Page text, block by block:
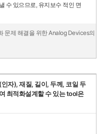
수 있으므로, 유지보수 적인 면
문제 해결을 위한 Analog Devices의
자), 재질, 길이, 두께, 코일 두
최적화설계할 수 있는 tool은